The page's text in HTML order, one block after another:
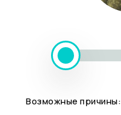
Возможные причины: